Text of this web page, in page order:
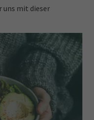
uns mit dieser